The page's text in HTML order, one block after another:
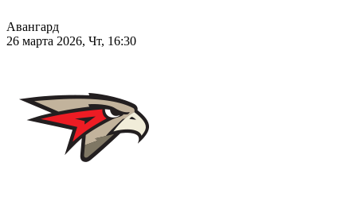
Авангард
26 марта 2026, Чт, 16:30